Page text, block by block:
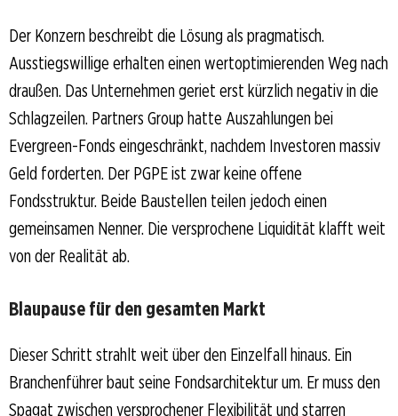
Der Konzern beschreibt die Lösung als pragmatisch.
Ausstiegswillige erhalten einen wertoptimierenden Weg nach
draußen. Das Unternehmen geriet erst kürzlich negativ in die
Schlagzeilen. Partners Group hatte Auszahlungen bei
Evergreen-Fonds eingeschränkt, nachdem Investoren massiv
Geld forderten. Der PGPE ist zwar keine offene
Fondsstruktur. Beide Baustellen teilen jedoch einen
gemeinsamen Nenner. Die versprochene Liquidität klafft weit
von der Realität ab.
Blaupause für den gesamten Markt
Dieser Schritt strahlt weit über den Einzelfall hinaus. Ein
Branchenführer baut seine Fondsarchitektur um. Er muss den
Spagat zwischen versprochener Flexibilität und starren